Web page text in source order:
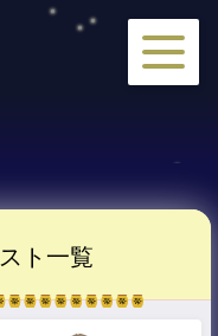
ト一覧